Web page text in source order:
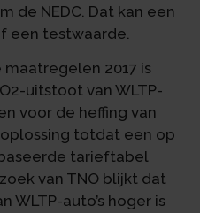
de NEDC. Dat kan een
een testwaarde.
2017 is
uitstoot van WLTP-
voor de heffing van
totdat een op
tarieftabel
van TNO blijkt dat
WLTP-auto’s hoger is